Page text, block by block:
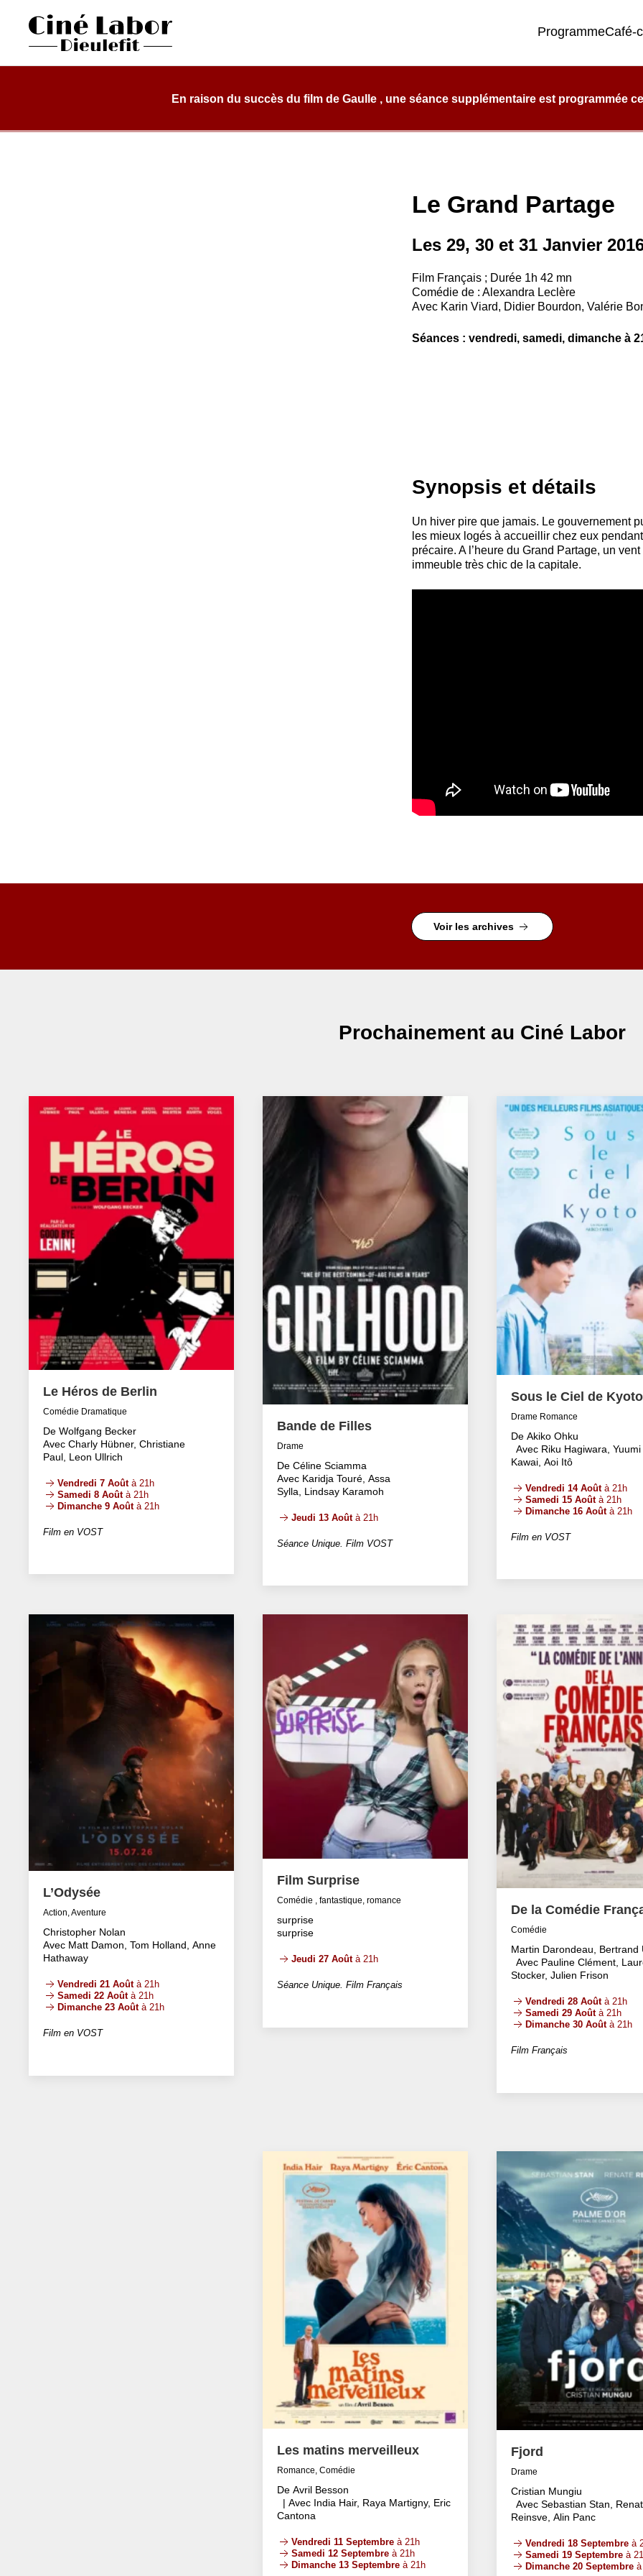
content
Cinéma Labor
ProgrammeCafé-
En raison du succès du film de Gaulle , une séance supplémentaire est programmée
Le Grand Partage
Les 29, 30 et 31 Janvier
Film Français ; Durée 1h 42 mn
Comédie de : Alexandra Leclère
Avec Karin Viard, Didier Bourdon, Valérie
Séances : vendredi, samedi, dimanche à
Synopsis et détails
Un hiver pire que jamais. Le gouvernement
les mieux logés à accueillir chez eux
précaire. A l’heure du Grand Partage, un
immeuble très chic de la capitale.
Voir les archives
Prochainement au Ciné Labor
Le Héros de Berlin
Comédie Dramatique
De Wolfgang Becker
Avec Charly Hübner, Christiane
Paul, Leon Ullrich
Vendredi 7 Aoûtà 21h
Samedi 8 Aoûtà 21h
Dimanche 9 Aoûtà 21h
Film en VOST
Bande de Filles
Drame
De Céline Sciamma
Avec Karidja Touré, Assa
Sylla, Lindsay Karamoh
Jeudi 13 Aoûtà 21h
Séance Unique. Film VOST
Sous le Ciel de Kyoto
Drame Romance
De Akiko Ohku
Avec Riku Hagiwara, Yuumi
Kawai, Aoi Itô
Vendredi 14 Aoûtà 21h
Samedi 15 Aoûtà 21h
Dimanche 16 Aoûtà 21h
Film en VOST
L’Odysée
Action, Aventure
Christopher Nolan
Avec Matt Damon, Tom Holland, Anne
Hathaway
Vendredi 21 Aoûtà 21h
Samedi 22 Aoûtà 21h
Dimanche 23 Aoûtà 21h
Film en VOST
Film Surprise
Comédie , fantastique, romance
surprise
surprise
Jeudi 27 Aoûtà 21h
Séance Unique. Film Français
De la Comédie
Comédie
Martin Darondeau, Bertrand
Avec Pauline Clément,
Stocker, Julien Frison
Vendredi 28 Aoûtà 21h
Samedi 29 Aoûtà 21h
Dimanche 30 Aoûtà 21h
Film Français
Les matins merveilleux
Romance, Comédie
De Avril Besson
| Avec India Hair, Raya Martigny, Eric
Cantona
Vendredi 11 Septembre à 21h
Samedi 12 Septembre à 21h
Dimanche 13 Septembre à 21h
Fjord
Drame
Cristian Mungiu
Avec Sebastian Stan,
Reinsve, Alin Panc
Vendredi 18 Septembre à
Samedi 19 Septembre à
Dimanche 20 Septembre